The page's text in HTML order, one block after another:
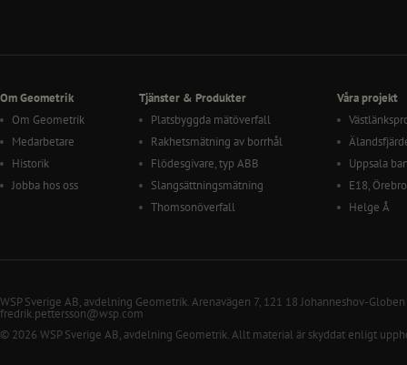
Om Geometrik
Om Geometrik
Medarbetare
Historik
Jobba hos oss
Tjänster & Produkter
Platsbyggda mätöverfall
Rakhetsmätning av borrhål
Flödesgivare, typ ABB
Slangsättningsmätning
Thomsonöverfall
Våra projekt
Uppsala
E18, Örebro
Helge Å
WSP Sverige AB, avdelning Geometrik. Arenavägen 7, 121 18 Johanneshov-Globen
fredrik.pettersson@wsp.com
© 2026 WSP Sverige AB, avdelning Geometrik. Allt material är skyddat enligt